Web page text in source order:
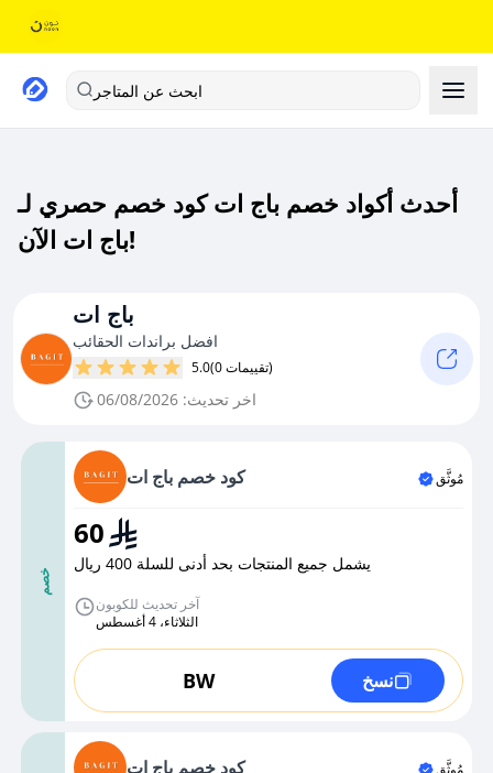
ابحث عن المتاجر
أحدث أكواد خصم باج ات كود خصم حصري لـ
باج ات الآن!
باج ات
افضل براندات الحقائب
5.0 (0 تقييمات)
اخر تحديث: 06/08/2026
خصم
كود خصم باج ات مُوثَّق
60
يشمل جميع المنتجات بحد أدنى للسلة 400 ريال
آخر تحديث للكوبون
الثلاثاء، 4 أغسطس
BW نسخ
كود خصم باج ات مُوثَّق